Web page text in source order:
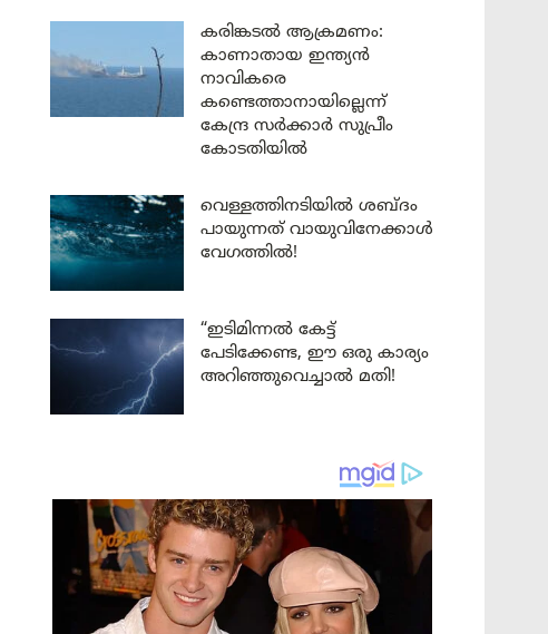
കരിങ്കടൽ ആക്രമണം:
കാണാതായ ഇന്ത്യൻ
നാവികരെ
കണ്ടെത്താനായില്ലെന്ന്
കേന്ദ്ര സർക്കാർ സുപ്രീം
കോടതിയിൽ
വെള്ളത്തിനടിയിൽ ശബ്ദം
പായുന്നത് വായുവിനേക്കാൾ
വേഗത്തിൽ!
“ഇടിമിന്നൽ കേട്ട്
പേടിക്കേണ്ട, ഈ ഒരു കാര്യം
അറിഞ്ഞുവെച്ചാൽ മതി!